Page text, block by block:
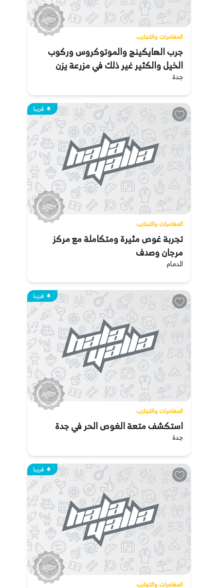
المغامرات والتجارب
جرب الهايكينج والموتوكروس وركوب
الخيل والكثير غير ذلك في مزرعة يزن
جدة
قريبا
المغامرات والتجارب
تجربة غوص مثيرة ومتكاملة مع مركز
مرجان وصدف
الدمام
قريبا
المغامرات والتجارب
استكشف متعة الغوص الحر في جدة
جدة
قريبا
المغامرات والتجارب